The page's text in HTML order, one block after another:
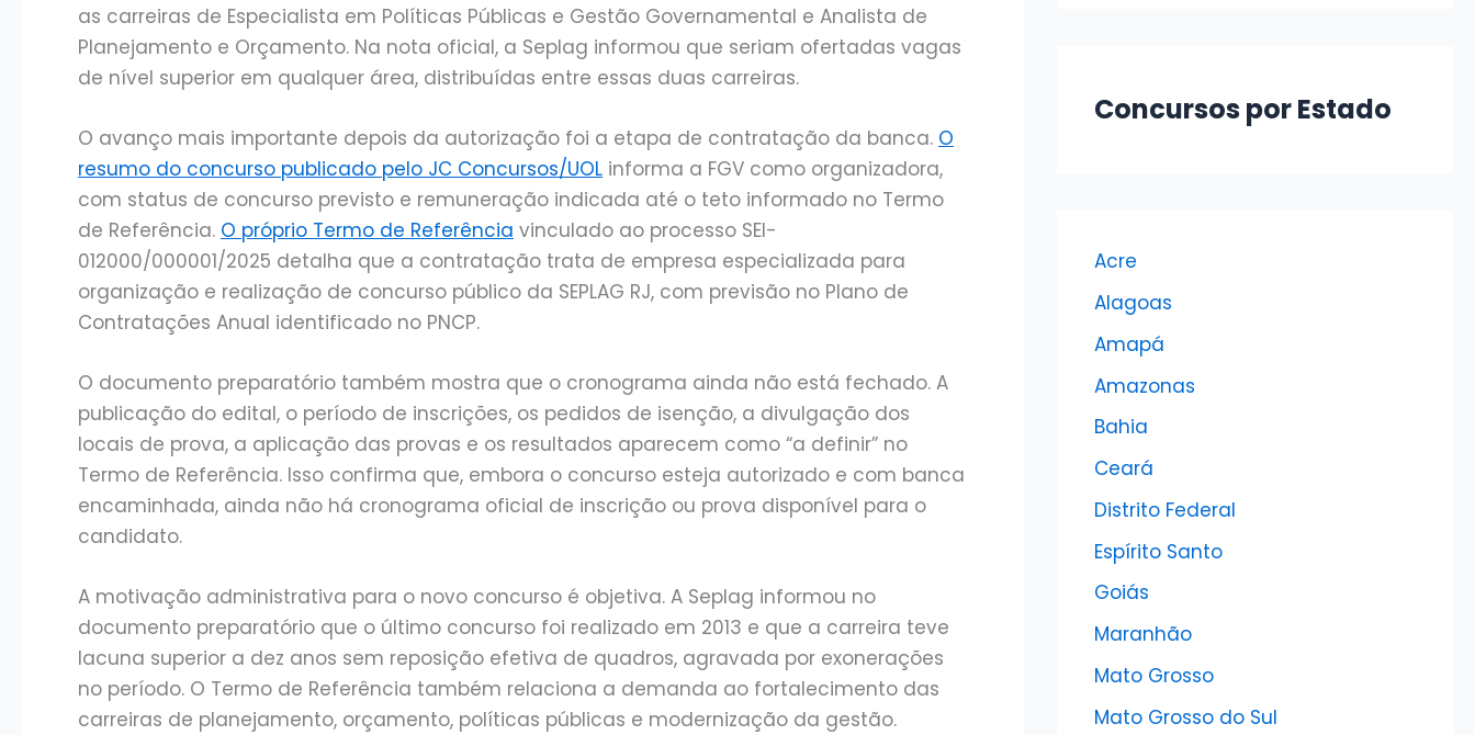
as carreiras de Especialista em Políticas Públicas e Gestão Governamental e Analista de
Planejamento e Orçamento. Na nota oficial, a Seplag informou que seriam ofertadas vagas
de nível superior em qualquer área, distribuídas entre essas duas carreiras.
O avanço mais importante depois da autorização foi a etapa de contratação da banca. O
resumo do concurso publicado pelo JC Concursos/UOL informa a FGV como organizadora,
com status de concurso previsto e remuneração indicada até o teto informado no Termo
de Referência. O próprio Termo de Referência vinculado ao processo SEI-
012000/000001/2025 detalha que a contratação trata de empresa especializada para
organização e realização de concurso público da SEPLAG RJ, com previsão no Plano de
Contratações Anual identificado no PNCP.
O documento preparatório também mostra que o cronograma ainda não está fechado. A
publicação do edital, o período de inscrições, os pedidos de isenção, a divulgação dos
locais de prova, a aplicação das provas e os resultados aparecem como “a definir” no
Termo de Referência. Isso confirma que, embora o concurso esteja autorizado e com banca
encaminhada, ainda não há cronograma oficial de inscrição ou prova disponível para o
candidato.
A motivação administrativa para o novo concurso é objetiva. A Seplag informou no
documento preparatório que o último concurso foi realizado em 2013 e que a carreira teve
lacuna superior a dez anos sem reposição efetiva de quadros, agravada por exonerações
no período. O Termo de Referência também relaciona a demanda ao fortalecimento das
carreiras de planejamento, orçamento, políticas públicas e modernização da gestão.
Concursos por Estado
Acre
Alagoas
Amapá
Amazonas
Bahia
Ceará
Distrito Federal
Espírito Santo
Goiás
Maranhão
Mato Grosso
Mato Grosso do Sul